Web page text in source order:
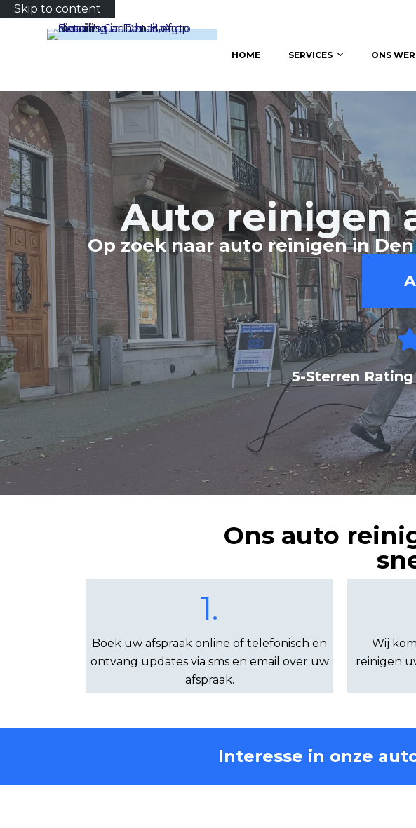
Skip to content
HOME SERVICES ONS
Auto reinigen
Op zoek naar auto reinigen in
5-Sterren
Ons auto
1.
Boek uw afspraak online of telefonisch en
ontvang updates via sms en email over uw
afspraak.
Wij
reinigen
Interesse in onze